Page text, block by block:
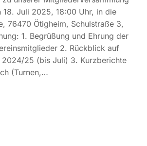
18. Juli 2025, 18:00 Uhr, in die
76470 Ötigheim, Schulstraße 3,
1. Begrüßung und Ehrung der
2. Rückblick auf
2024/25 (bis Juli) 3. Kurzberichte
(Turnen,…